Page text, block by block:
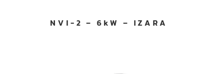
NVI-2 – 6kW – IZARA